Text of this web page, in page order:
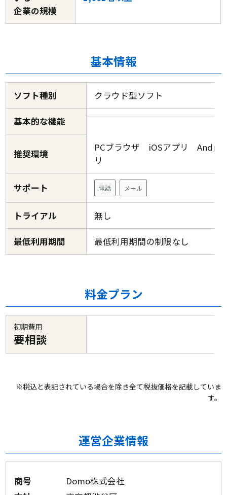
企業の規模
基本情報
ソフト種別 クラウド型ソフト
基本的な機能
推奨環境
PCブラウザ iOSアプリ
リ
サポート 電話 メール
トライアル 無し
最低利用期間 最低利用期間の制限なし
料金プラン
初期費用
要相談
※税込と表記されている場合を除き全て税抜価格を記載していま
す。
運営企業情報
商号
Domo株式会社